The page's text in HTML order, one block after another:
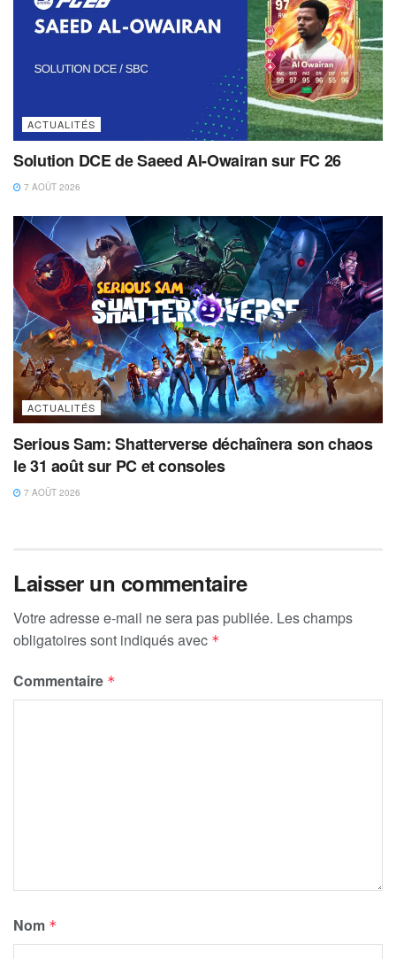
ACTUALITÉS
Solution DCE de Saeed Al-Owairan sur FC 26
7 AOÛT 2026
ACTUALITÉS
Serious Sam: Shatterverse déchaînera son chaos
le 31 août sur PC et consoles
7 AOÛT 2026
Laisser un commentaire
Votre adresse e-mail ne sera pas publiée. Les champs
obligatoires sont indiqués avec *
Commentaire *
Nom *